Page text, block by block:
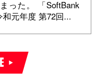
った。 「SoftBank
元年度 第72回...